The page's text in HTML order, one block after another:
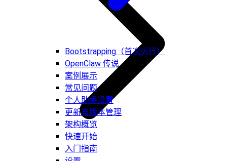
Bootstrapping（首次运行）
OpenClaw 传说
案例展示
常见问题
个人助手设置
更新与版本管理
架构概览
快速开始
入门指南